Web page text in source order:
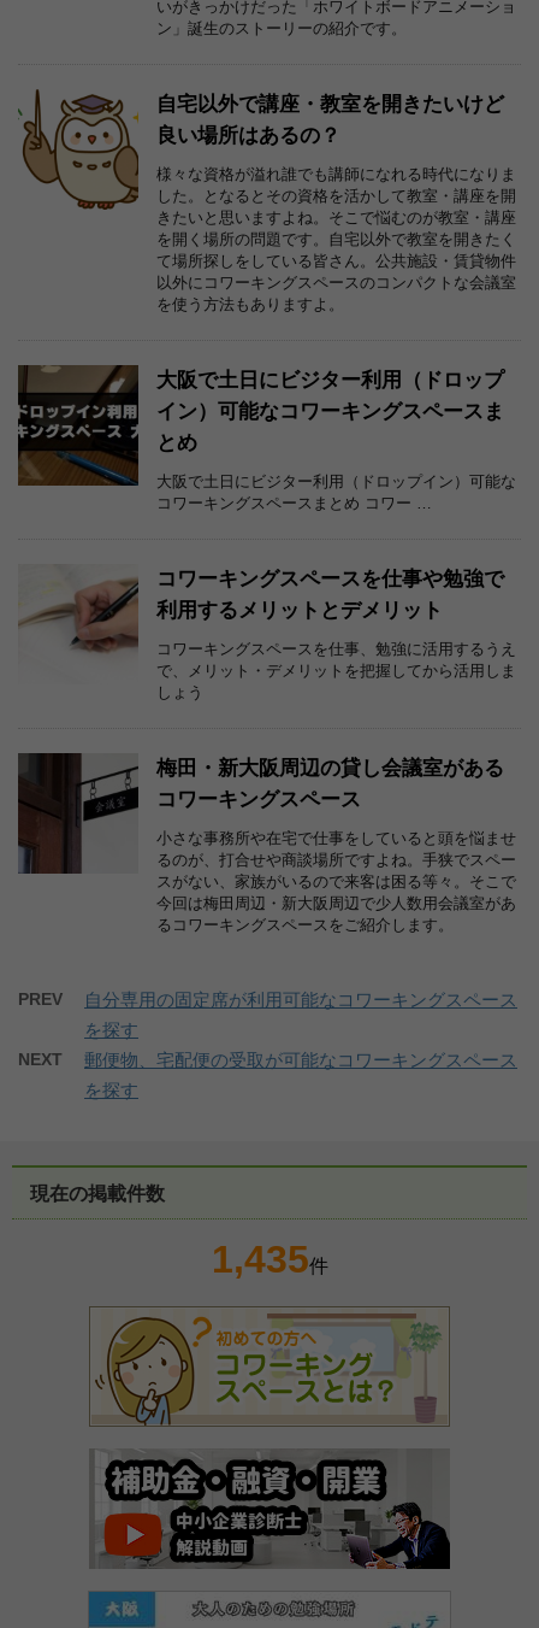
いがきっかけだった「ホワイトボードアニメーショ
ン」誕生のストーリーの紹介です。
自宅以外で講座・教室を開きたいけど
良い場所はあるの？
様々な資格が溢れ誰でも講師になれる時代になりま
した。となるとその資格を活かして教室・講座を開
きたいと思いますよね。そこで悩むのが教室・講座
を開く場所の問題です。自宅以外で教室を開きたく
て場所探しをしている皆さん。公共施設・賃貸物件
以外にコワーキングスペースのコンパクトな会議室
を使う方法もありますよ。
大阪で土日にビジター利用（ドロップ
イン）可能なコワーキングスペースま
とめ
大阪で土日にビジター利用（ドロップイン）可能な
コワーキングスペースまとめ コワー …
コワーキングスペースを仕事や勉強で
利用するメリットとデメリット
コワーキングスペースを仕事、勉強に活用するうえ
で、メリット・デメリットを把握してから活用しま
しょう
梅田・新大阪周辺の貸し会議室がある
コワーキングスペース
小さな事務所や在宅で仕事をしていると頭を悩ませ
るのが、打合せや商談場所ですよね。手狭でスペー
スがない、家族がいるので来客は困る等々。そこで
今回は梅田周辺・新大阪周辺で少人数用会議室があ
るコワーキングスペースをご紹介します。
PREV
自分専用の固定席が利用可能なコワーキングスペース
を探す
NEXT
郵便物、宅配便の受取が可能なコワーキングスペース
を探す
現在の掲載件数
1,435件